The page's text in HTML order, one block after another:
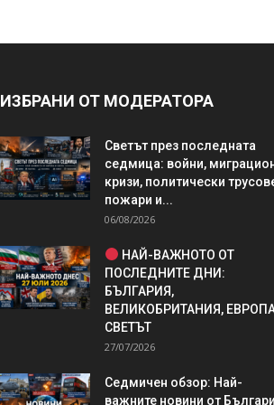
ИЗБРАНИ ОТ МОДЕРАТОРА
Светът през последната
седмица: войни,
кризи, политически
пожари и...
06/08/2026
НАЙ-ВАЖНОТО ОТ
ПОСЛЕДНИТЕ ДНИ:
БЪЛГАРИЯ,
ВЕЛИКОБРИТАНИЯ,
СВЕТЪТ
27/07/2026
Седмичен обзор: Най-
важните новини от